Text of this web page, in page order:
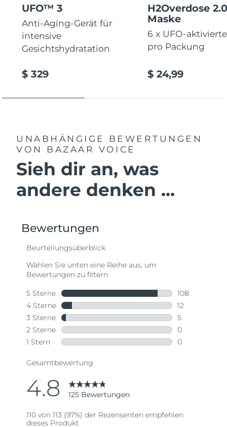
UFO™ 3
Anti-Aging-Gerät für
intensive
Gesichtshydratation
$ 329
H2Overdose
Maske
6 x UFO-
pro Packung
$ 24,99
UNABHÄNGIGE BEWERTUNGEN
VON BAZAAR VOICE
Sieh dir an, was
andere denken ...